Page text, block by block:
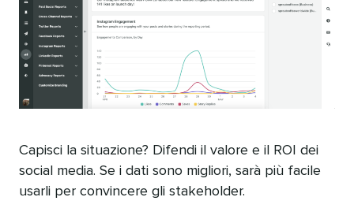
Capisci la situazione? Difendi il valore e il ROI dei
social media. Se i dati sono migliori, sarà più facile
usarli per convincere gli stakeholder.​​